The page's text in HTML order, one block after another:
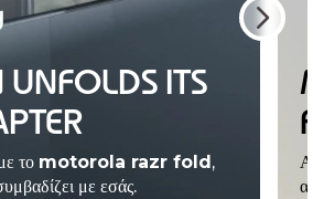
ITS
το motorola razr fold ,
με εσάς.